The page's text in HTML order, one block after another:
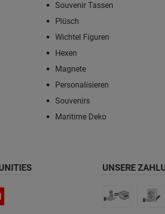
Souvenir Tassen
Plüsch
Wichtel Figuren
Hexen
Magnete
Personalisieren
Souvenirs
Maritime Deko
UNSERE